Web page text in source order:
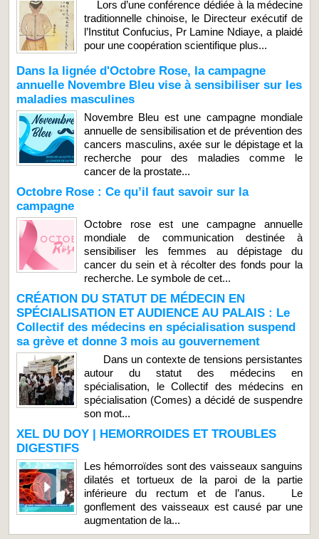
Lors d’une conférence dédiée à la médecine
traditionnelle chinoise, le Directeur exécutif de
l’Institut Confucius, Pr Lamine Ndiaye, a plaidé
pour une coopération scientifique plus...
Dans la lignée d'Octobre Rose, la campagne
annuelle Novembre Bleu vise à sensibiliser sur les
maladies masculines
Novembre Bleu est une campagne mondiale
annuelle de sensibilisation et de prévention des
cancers masculins, axée sur le dépistage et la
recherche pour des maladies comme le
cancer de la prostate...
Octobre Rose : Ce qu’il faut savoir sur la
campagne
Octobre rose est une campagne annuelle
mondiale de communication destinée à
sensibiliser les femmes au dépistage du
cancer du sein et à récolter des fonds pour la
recherche. Le symbole de cet...
CRÉATION DU STATUT DE MÉDECIN EN
SPÉCIALISATION ET AUDIENCE AU PALAIS : Le
Collectif des médecins en spécialisation suspend
sa grève et donne 3 mois au gouvernement
Dans un contexte de tensions persistantes
autour du statut des médecins en
spécialisation, le Collectif des médecins en
spécialisation (Comes) a décidé de suspendre
son mot...
XEL DU DOY | HEMORROIDES ET TROUBLES
DIGESTIFS
Les hémorroïdes sont des vaisseaux sanguins
dilatés et tortueux de la paroi de la partie
inférieure du rectum et de l’anus. Le
gonflement des vaisseaux est causé par une
augmentation de la...